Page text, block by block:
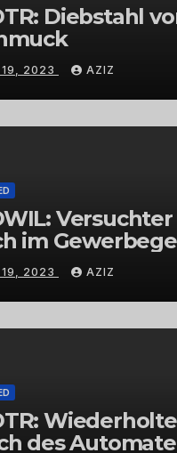
Diebstahl
19, 2023 AZIZ
Versuchter
im
19, 2023 AZIZ
des